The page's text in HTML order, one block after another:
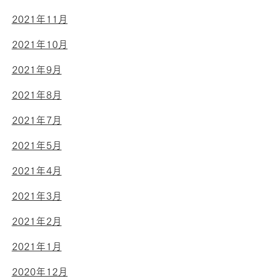
2021年11月
2021年10月
2021年9月
2021年8月
2021年7月
2021年5月
2021年4月
2021年3月
2021年2月
2021年1月
2020年12月